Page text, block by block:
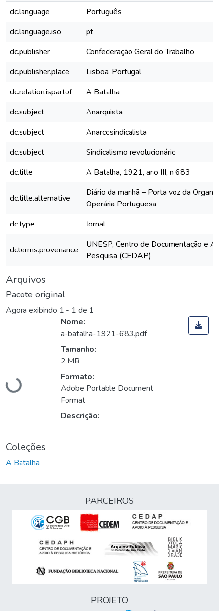
dc.language
Português
dc.language.iso
pt
dc.publisher
Confederação Geral do Trabalho
dc.publisher.place
Lisboa, Portugal
dc.relation.ispartof
A Batalha
dc.subject
Anarquista
dc.subject
Anarcosindicalista
dc.subject
Sindicalismo revolucionário
dc.title
A Batalha, 1921, ano III, n 683
dc.title.alternative
Diário da manhã – Porta voz da
Operária Portuguesa
dc.type
Jornal
dcterms.provenance
UNESP, Centro de Documentação e
Pesquisa (CEDAP)
Arquivos
Pacote original
Agora exibindo 1 - 1 de 1
Carregando...
Nome:
a-batalha-1921-683.pdf
Tamanho:
2 MB
Formato:
Adobe Portable Document
Format
Descrição:
Coleções
A Batalha
PARCEIROS
PROJETO